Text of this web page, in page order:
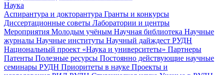
Наука
Аспирантура и докторантура Гранты и конкурсы
Диссертационные советы Лаборатории и центры
Мероприятия Молодым учёным Научная библиотека Научные
журналы Научные институты Научный дайждест РУДН
Национальный проект «Наука и университеты» Партнеры
Патенты Полезные ресурсы Постоянно действующие научные
семинары РУДН Приоритеты в науке Проекты и